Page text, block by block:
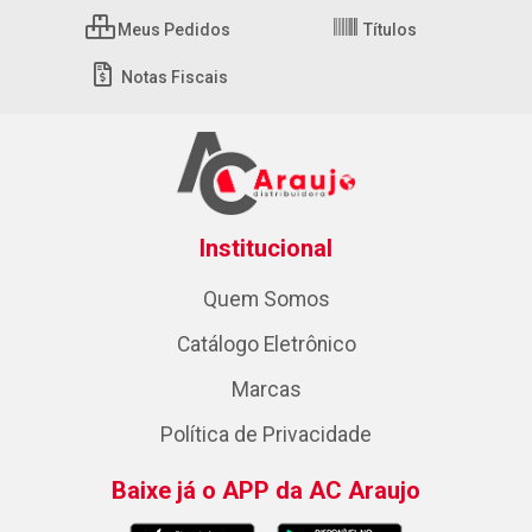
Meus Pedidos Títulos
Notas Fiscais
Institucional
Quem Somos
Catálogo Eletrônico
Marcas
Política de Privacidade
Baixe já o APP da AC Araujo